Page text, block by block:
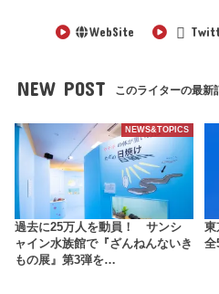
WebSite
NEW POST このライターの最新
NEWS&TOPICS
過去に25万人を動員！ サンシ
ャイン水族館で『ざんねんないき
もの展』第3弾を…
全